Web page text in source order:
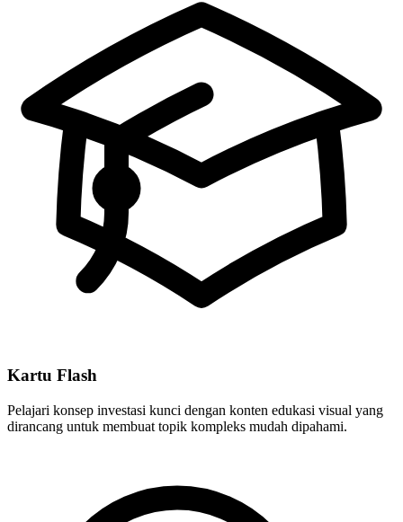
Kartu Flash
Pelajari konsep investasi kunci dengan konten edukasi visual yang
dirancang untuk membuat topik kompleks mudah dipahami.